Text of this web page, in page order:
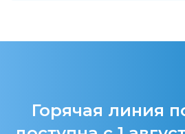
Горячая линия